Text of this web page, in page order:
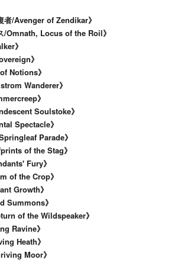
者/Avenger of Zendikar》
/Omnath, Locus of the Roil》
》
》
Notions》
Wanderer》
》
Soulstoke》
Spectacle》
Parade》
of the Stag》
Fury》
of the Crop》
Growth》
Summons》
of the Wildspeaker》
Ravine》
Heath》
Moor》